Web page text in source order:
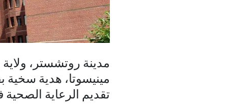
مدينة روتشستر،
مينيسوتا، هدية سخية بقيمة 60
تقديم الرعاية الصحية